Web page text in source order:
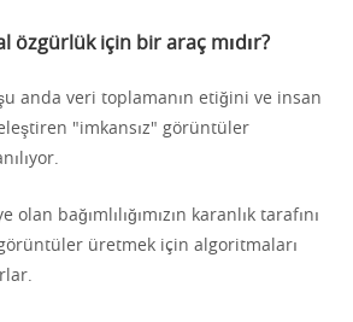
özgürlük için bir araç mıdır?
anda veri toplamanın etiğini ve insan
eleştiren "imkansız" görüntüler
olan bağımlılığımızın karanlık tarafını
üretmek için algoritmaları